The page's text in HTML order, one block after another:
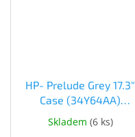
HP- Prelude Grey 17.3"
Case (34Y64AA)
(34Y64AA)
Skladem (6 ks)